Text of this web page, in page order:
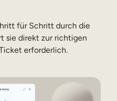
für Schritt durch die
sie direkt zur richtigen
erforderlich.